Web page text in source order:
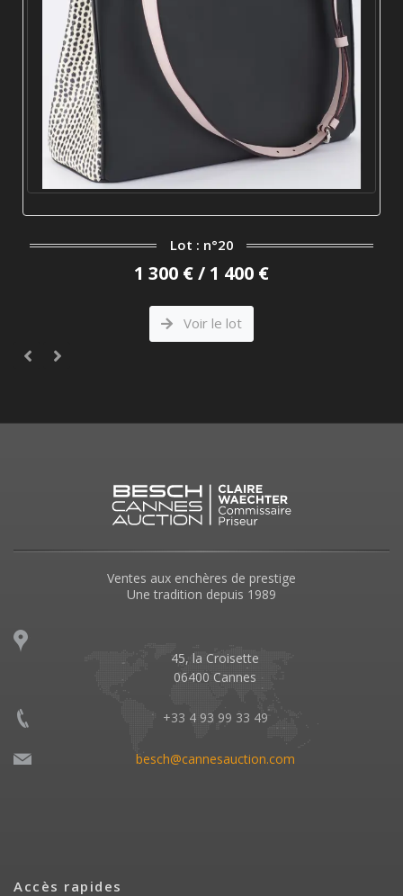
Lot : n°20
1 300 € / 1 400 €
Voir le lot
Ventes aux enchères de prestige
Une tradition depuis 1989
45, la Croisette
06400 Cannes
+33 4 93 99 33 49
besch@cannesauction.com
Accès rapides